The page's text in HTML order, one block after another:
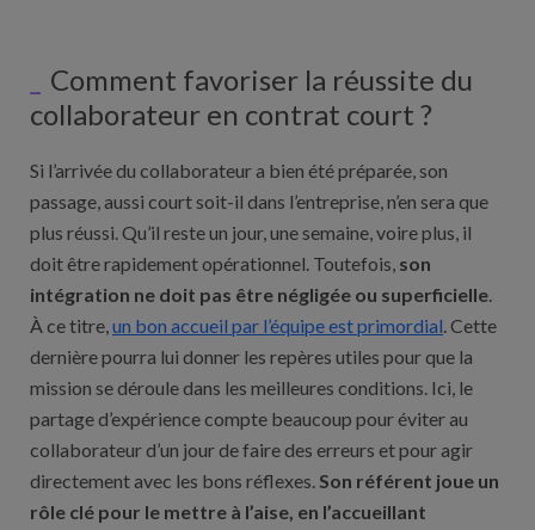
Comment favoriser la réussite du
collaborateur en contrat court ?
Si l’arrivée du collaborateur a bien été préparée, son
passage, aussi court soit-il dans l’entreprise, n’en sera que
plus réussi. Qu’il reste un jour, une semaine, voire plus, il
doit être rapidement opérationnel. Toutefois, son
intégration ne doit pas être négligée ou superficielle.
À ce titre,un bon accueil par l’équipe est primordial. Cette
dernière pourra lui donner les repères utiles pour que la
mission se déroule dans les meilleures conditions. Ici, le
partage d’expérience compte beaucoup pour éviter au
collaborateur d’un jour de faire des erreurs et pour agir
directement avec les bons réflexes. Son référent joue un
rôle clé pour le mettre à l’aise, en l’accueillant